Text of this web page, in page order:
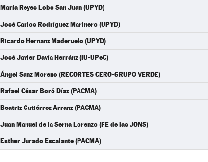
María Reyes Lobo San Juan (UPYD)
José Carlos Rodríguez Marinero (UPYD)
Ricardo Hernanz Maderuelo (UPYD)
José Javier Davía Herránz (IU-UPeC)
Ángel Sanz Moreno (RECORTES CERO-GRUPO VERDE)
Rafael César Boró Díaz (PACMA)
Beatriz Gutiérrez Arranz (PACMA)
Juan Manuel de la Serna Lorenzo (FE de las JONS)
Esther Jurado Escalante (PACMA)